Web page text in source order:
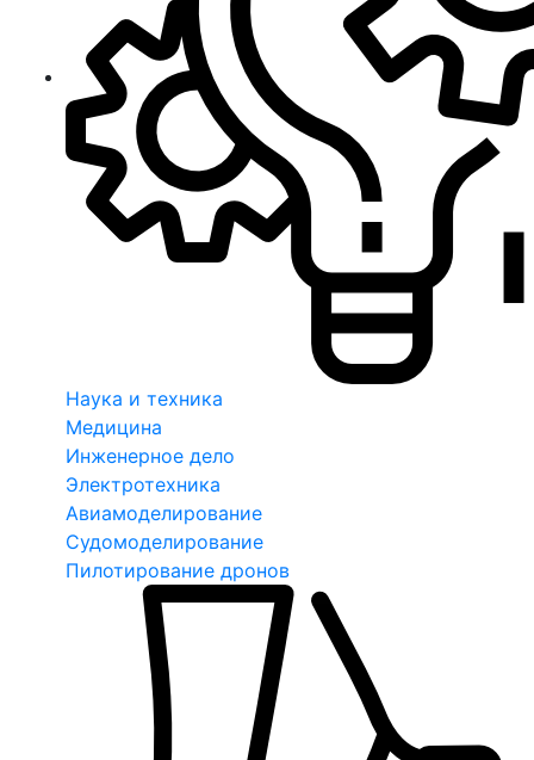
Наука и техника
Медицина
Инженерное дело
Электротехника
Авиамоделирование
Судомоделирование
Пилотирование дронов